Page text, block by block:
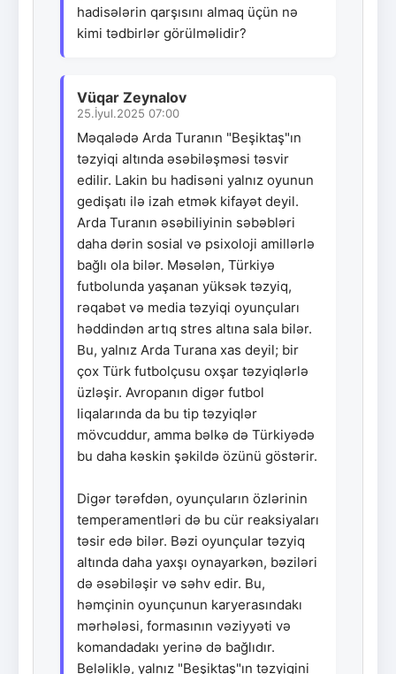
hadisələrin qarşısını almaq üçün nə
kimi tədbirlər görülməlidir?
Vüqar Zeynalov
25.İyul.2025 07:00
Məqalədə Arda Turanın "Beşiktaş"ın
təzyiqi altında əsəbiləşməsi təsvir
edilir. Lakin bu hadisəni yalnız oyunun
gedişatı ilə izah etmək kifayət deyil.
Arda Turanın əsəbiliyinin səbəbləri
daha dərin sosial və psixoloji amillərlə
bağlı ola bilər. Məsələn, Türkiyə
futbolunda yaşanan yüksək təzyiq,
rəqabət və media təzyiqi oyunçuları
həddindən artıq stres altına sala bilər.
Bu, yalnız Arda Turana xas deyil; bir
çox Türk futbolçusu oxşar təzyiqlərlə
üzləşir. Avropanın digər futbol
liqalarında da bu tip təzyiqlər
mövcuddur, amma bəlkə də Türkiyədə
bu daha kəskin şəkildə özünü göstərir.
Digər tərəfdən, oyunçuların özlərinin
temperamentləri də bu cür reaksiyaları
təsir edə bilər. Bəzi oyunçular təzyiq
altında daha yaxşı oynayarkən, bəziləri
də əsəbiləşir və səhv edir. Bu,
həmçinin oyunçunun karyerasındakı
mərhələsi, formasının vəziyyəti və
komandadakı yerinə də bağlıdır.
Beləliklə, yalnız "Beşiktaş"ın təzyiqini